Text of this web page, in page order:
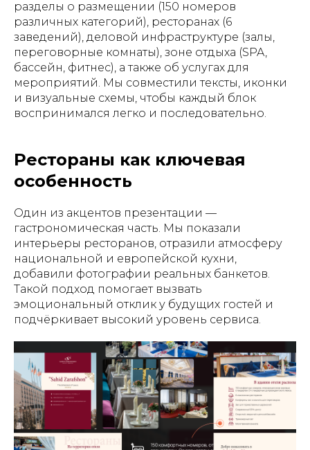
разделы о размещении (150 номеров
различных категорий), ресторанах (6
заведений), деловой инфраструктуре (залы,
переговорные комнаты), зоне отдыха (SPA,
бассейн, фитнес), а также об услугах для
мероприятий. Мы совместили тексты, иконки
и визуальные схемы, чтобы каждый блок
воспринимался легко и последовательно.
Рестораны как ключевая
особенность
Один из акцентов презентации —
гастрономическая часть. Мы показали
интерьеры ресторанов, отразили атмосферу
национальной и европейской кухни,
добавили фотографии реальных банкетов.
Такой подход помогает вызвать
эмоциональный отклик у будущих гостей и
подчёркивает высокий уровень сервиса.